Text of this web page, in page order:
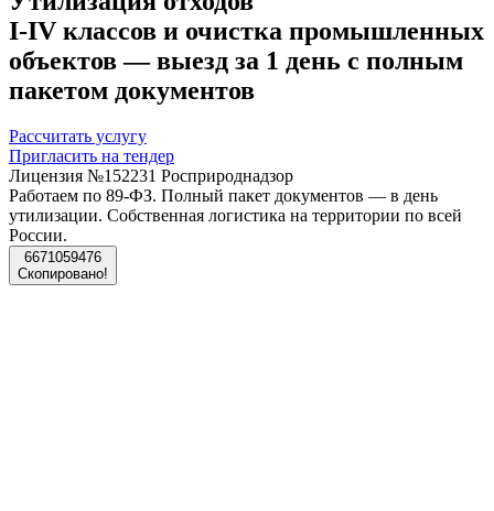
I-IV классов и очистка промышленных
объектов — выезд за 1 день с полным
пакетом документов
Рассчитать услугу
Пригласить на тендер
Лицензия №152231 Росприроднадзор
Работаем по 89‑ФЗ. Полный пакет документов — в день
утилизации. Собственная логистика на территории по всей
России.
6671059476
Скопировано!